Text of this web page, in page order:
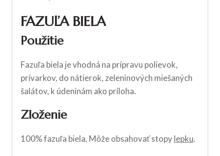
FAZUĽA BIELA
Použitie
Fazuľa biela je vhodná na prípravu polievok,
prívarkov, do nátierok, zeleninových miešaných
šalátov, k údeninám ako príloha.
Zloženie
100% fazuľa biela. Môže obsahovať stopylepku.